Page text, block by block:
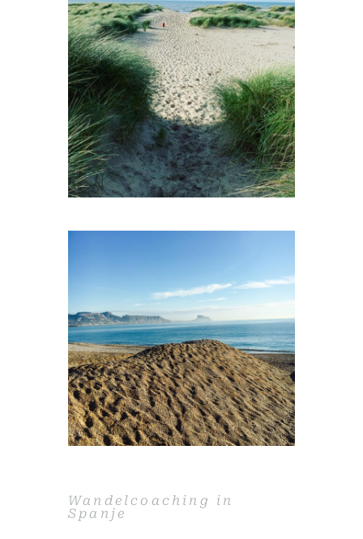
Wandelcoaching in
Spanje